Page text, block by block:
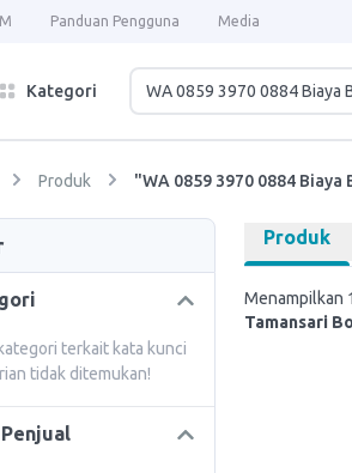
Panduan Pengguna Media
Kategori
Produk "WA 0859 3970 0884
terkait kata kunci
tidak ditemukan!
Produk
Menampilkan
Tamansari